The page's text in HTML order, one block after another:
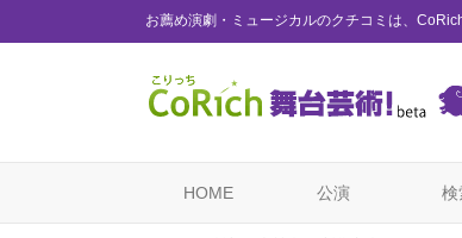
お薦め演劇・ミュージカルのクチコミは、
HOME 公演 検